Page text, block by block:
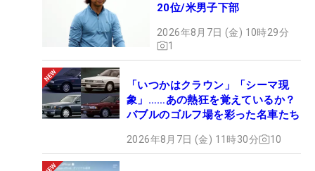
20位/米男子下部
2026年8月7日 (金) 10時29分
1
「いつかはクラウン」「シーマ現
象」……あの熱狂を覚えているか？
バブルのゴルフ場を彩った名車たち
2026年8月7日 (金) 11時30分 10